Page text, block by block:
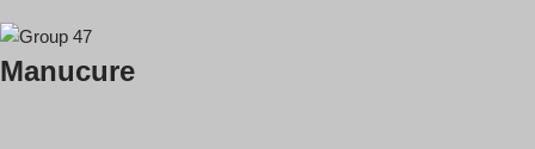
Manucure